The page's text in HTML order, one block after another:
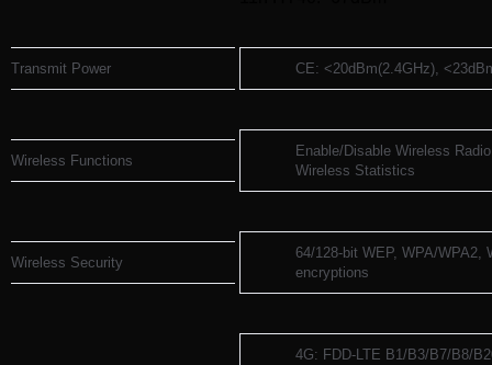
Transmit Power CE: <20dBm(2.4GHz),
Wireless Functions
Enable/Disable Wireless
Wireless Statistics
Wireless Security
64/128-bit WEP, WPA/WPA2,
encryptions
4G: FDD-LTE B1/B3/B7/B8/